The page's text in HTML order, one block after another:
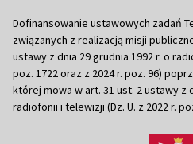
Dofinansowanie ustawowych zadań
związanych z realizacją misji
ustawy z dnia 29 grudnia 1992 r. o
poz. 1722 oraz z 2024 r. poz. 96)
której mowa w art. 31 ust. 2 ustawy z
radiofonii i telewizji (Dz. U. z 2022 r.